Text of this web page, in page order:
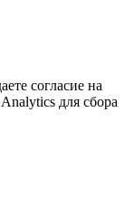
согласие на
для сбора